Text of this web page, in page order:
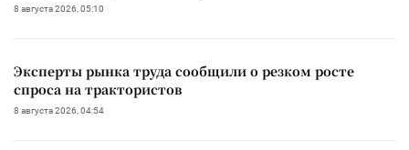
8 августа 2026, 05:10
Эксперты рынка труда сообщили о резком росте
спроса на трактористов
8 августа 2026, 04:54